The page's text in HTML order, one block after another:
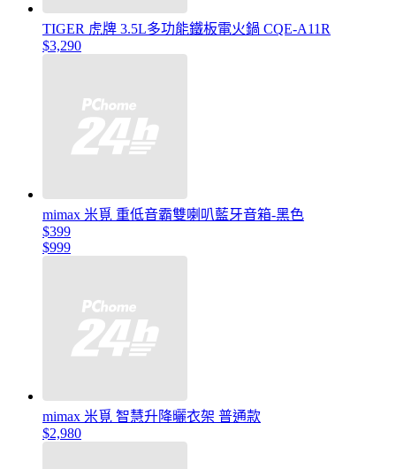
TIGER 虎牌 3.5L多功能鐵板電火鍋 CQE-A11R
$3,290
mimax 米覓 重低音霸雙喇叭藍牙音箱-黑色
$399
$999
mimax 米覓 智慧升降曬衣架 普通款
$2,980